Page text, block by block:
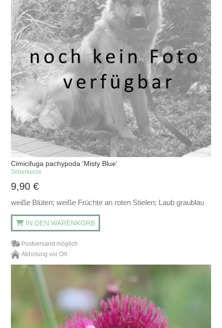
Cimicifuga pachypoda 'Misty Blue'
Silberkerze
9,90€
weiße Blüten; weiße Früchte an roten Stielen; Laub graublau
IN DEN WARENKORB
Postversand möglich
Abholung vor Ort